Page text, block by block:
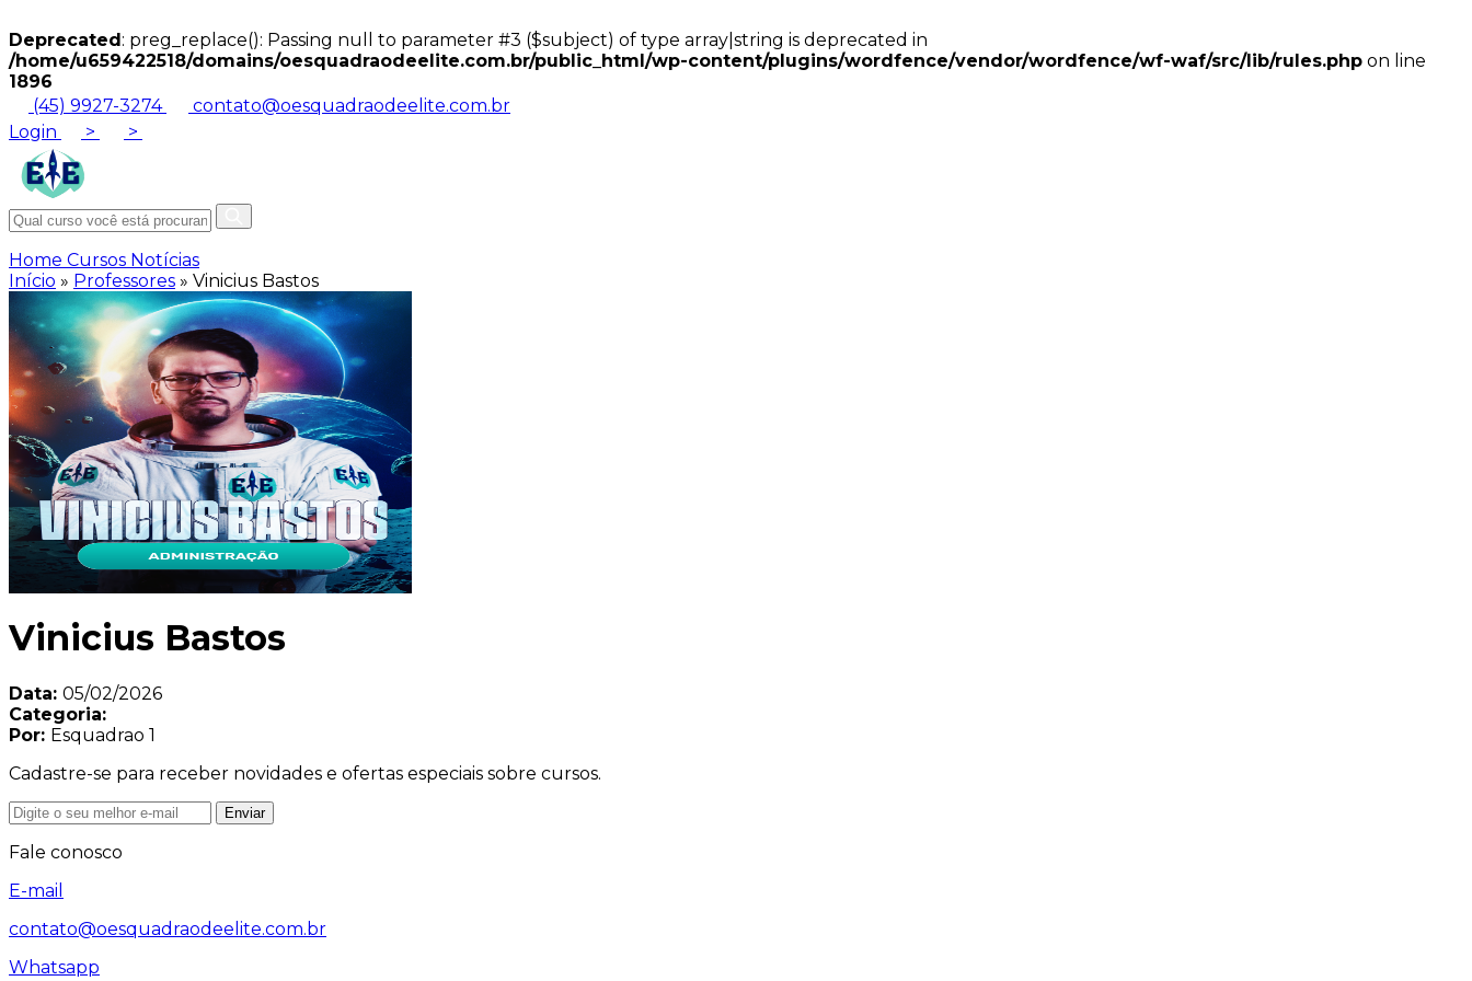
Deprecated: preg_replace(): Passing null to parameter #3 ($subject) of type array|string is deprecated in
/home/u659422518/domains/oesquadraodeelite.com.br/public_html/wp-content/plugins/wordfence/vendor/wordfence/wf-waf/src/lib/rules.php on line
1896
(45) 9927-3274
contato@oesquadraodeelite.com.br
Login
> >
Home Cursos Notícias
Início » Professores » Vinicius Bastos
Vinicius Bastos
Data: 05/02/2026
Categoria:
Por: Esquadrao 1
Cadastre-se para receber novidades e ofertas especiais sobre cursos.
Enviar
Fale conosco
E-mail
contato@oesquadraodeelite.com.br
Whatsapp